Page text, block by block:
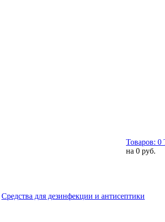
Товаров: 0
на 0 руб.
Средства для дезинфекции и антисептики